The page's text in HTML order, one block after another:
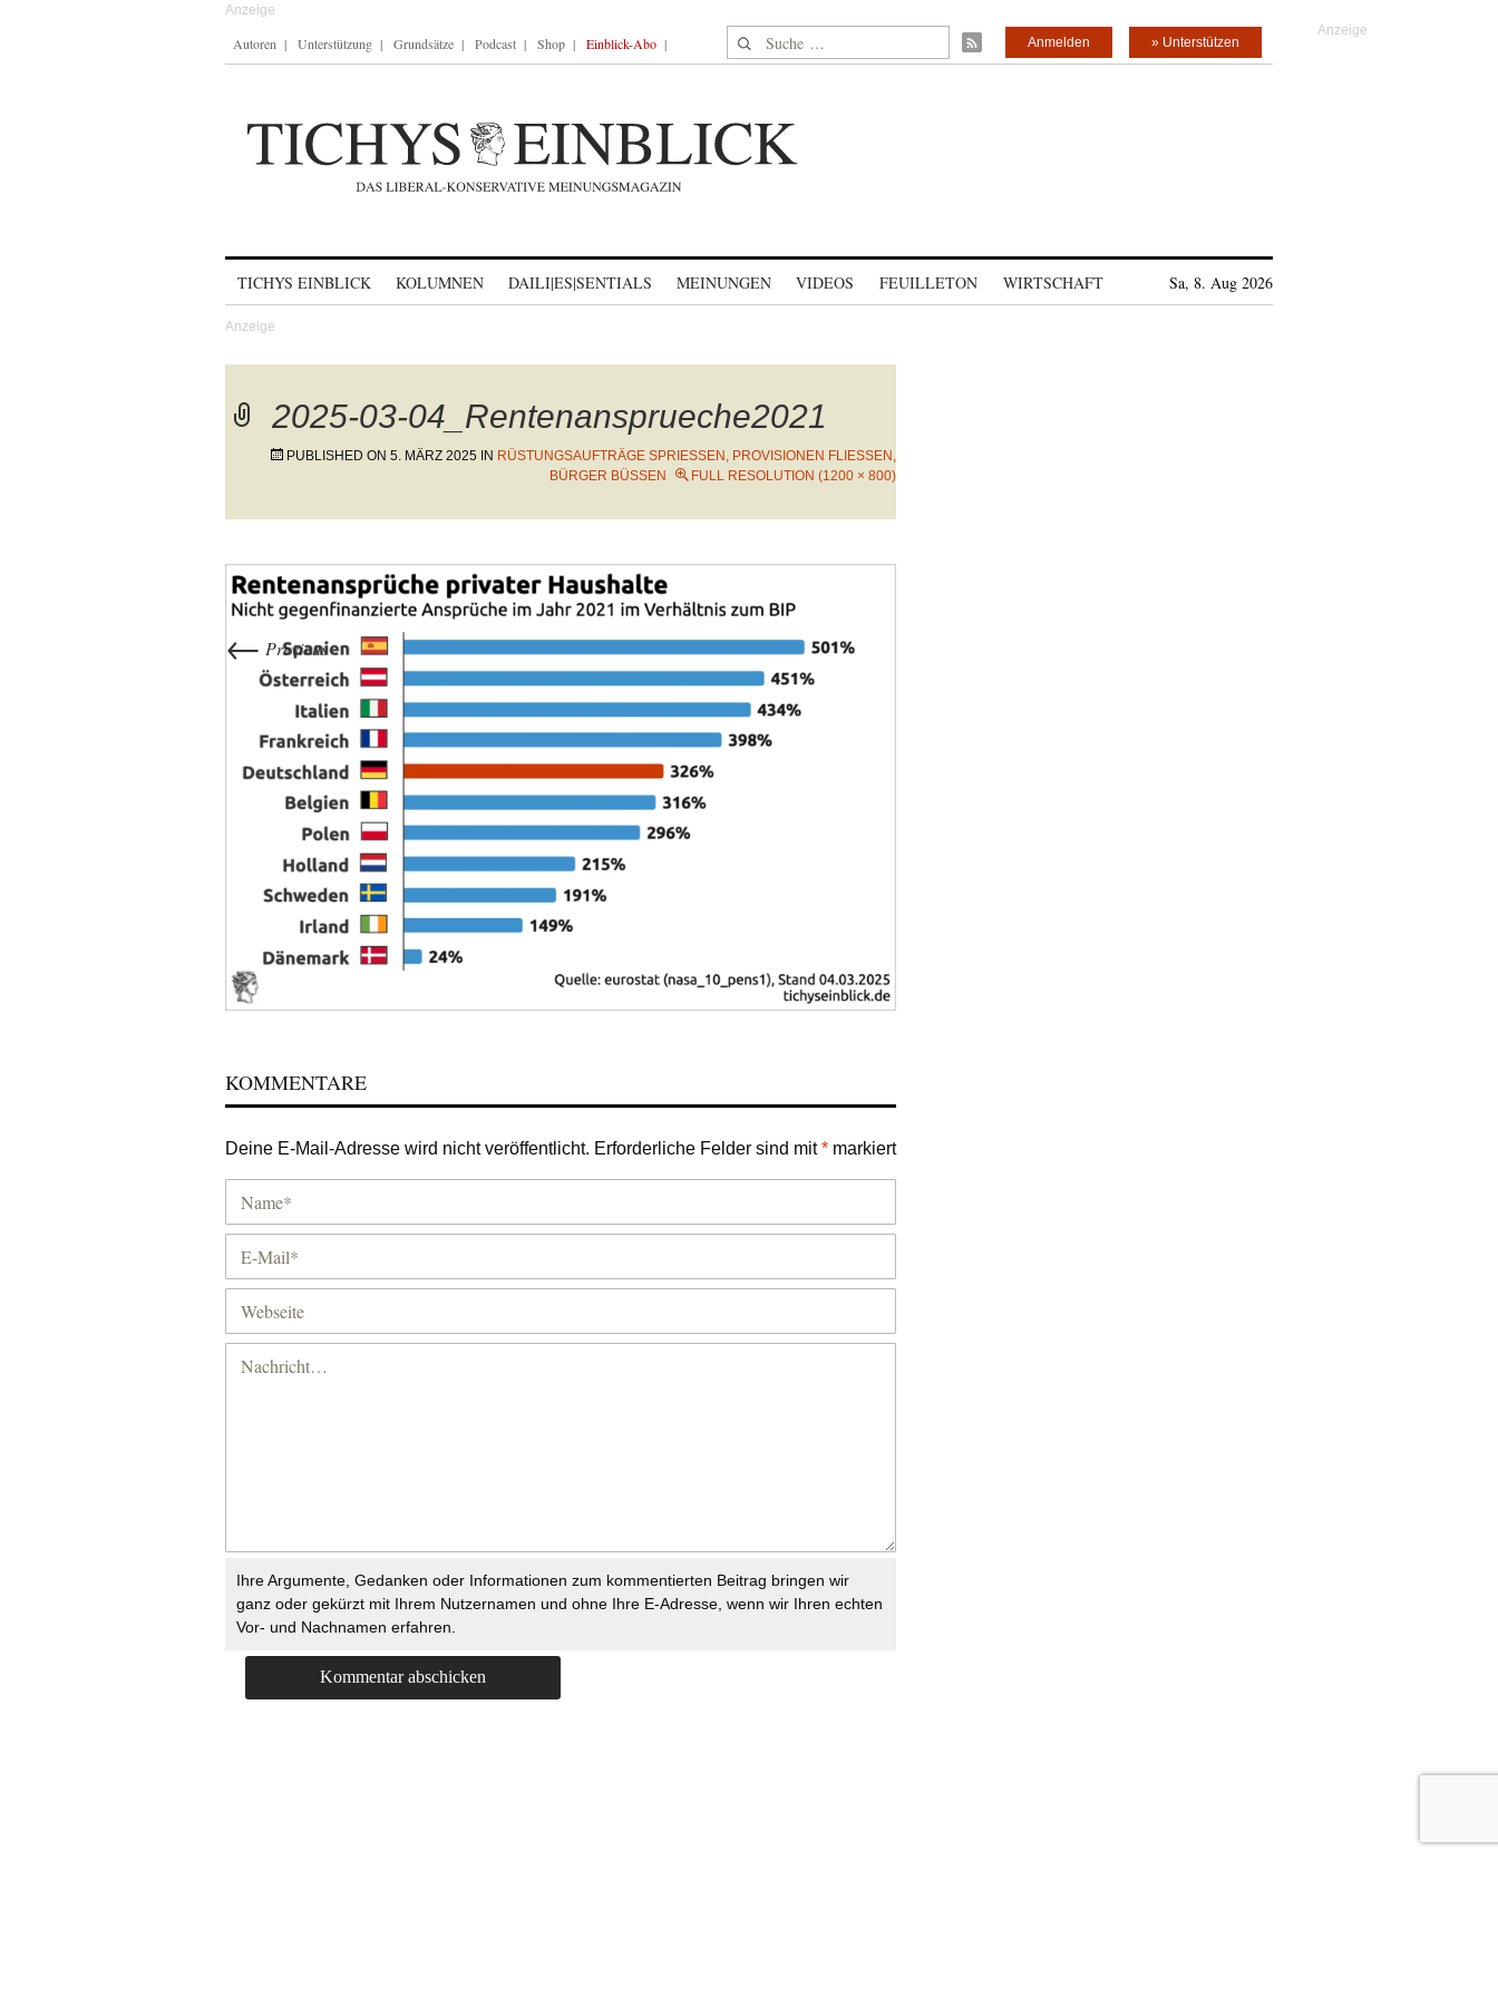
Autoren Unterstützung Grundsätze Podcast Shop Einblick-Abo Suche nach: » Unterstützen
Anmelden
TICHYS EINBLICK KOLUMNEN DAILI|ES|SENTIALS MEINUNGEN VIDEOS FEUILLETON WIRTSCHAFT Sa, 8. Aug 2026
2025-03-04_Rentenansprueche2021
PUBLISHED ON 5. MÄRZ 2025 IN RÜSTUNGSAUFTRÄGE SPRIESSEN, PROVISIONEN FLIESSEN, BÜ
RGER BÜSSEN
FULL RESOLUTION (1200 × 800)
← Previous
KOMMENTARE
Deine E-Mail-Adresse wird nicht veröffentlicht. Erforderliche Felder sind mit* markiert
Ihre Argumente, Gedanken oder Informationen zum kommentierten Beitrag bringen wir
ganz oder gekürzt mit Ihrem Nutzernamen und ohne Ihre E-Adresse, wenn wir Ihren echten
Vor- und Nachnamen erfahren.